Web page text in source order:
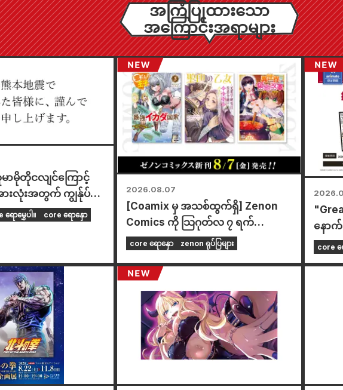
အကြံပြုထားသော
အကြောင်းအရာများ
မာမိုတိုငလျင်ကြောင့်
းလုံးအတွက် ကျွန်ုပ်
စာနာမှုကို ဖော်ပြ
ောမွှေပါ။ core ရောနှော
2026.08.07
[Coamix မှ အသစ်ထွက်ရှိ] Zenon
Comics ကို သြဂုတ်လ ၇ ရက်
(သောကြာနေ့) တွင် ရောင်းချပေးနေပါ
ပြီ။
core ရောနှော zenon ရုပ်ပြများ
နော
ဂုဏ်ပ
ကစပ
တွေ
ခု ကျ
ဖော
အမျို
core ရ